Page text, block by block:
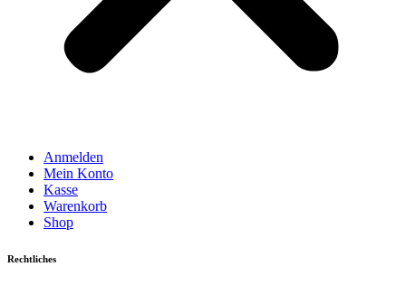
Anmelden
Mein Konto
Kasse
Warenkorb
Shop
Rechtliches